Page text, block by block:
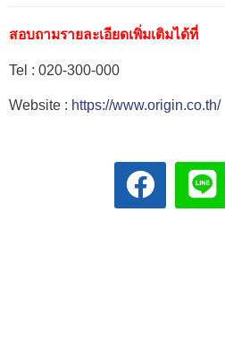
สอบถามรายละเอียดเพิ่มเติมได้ที่
Tel : 020-300-000
Website : https://www.origin.co.th/